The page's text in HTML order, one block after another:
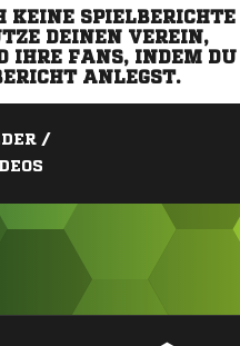
KEINE SPIELBERICHTE
DEINEN VEREIN,
IHRE FANS, INDEM DU
ANLEGST.
/